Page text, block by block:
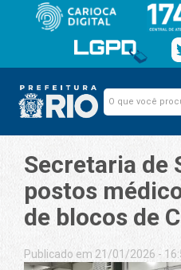
Secretaria de
postos
de blocos de
Publicado em 21/01/2026 -